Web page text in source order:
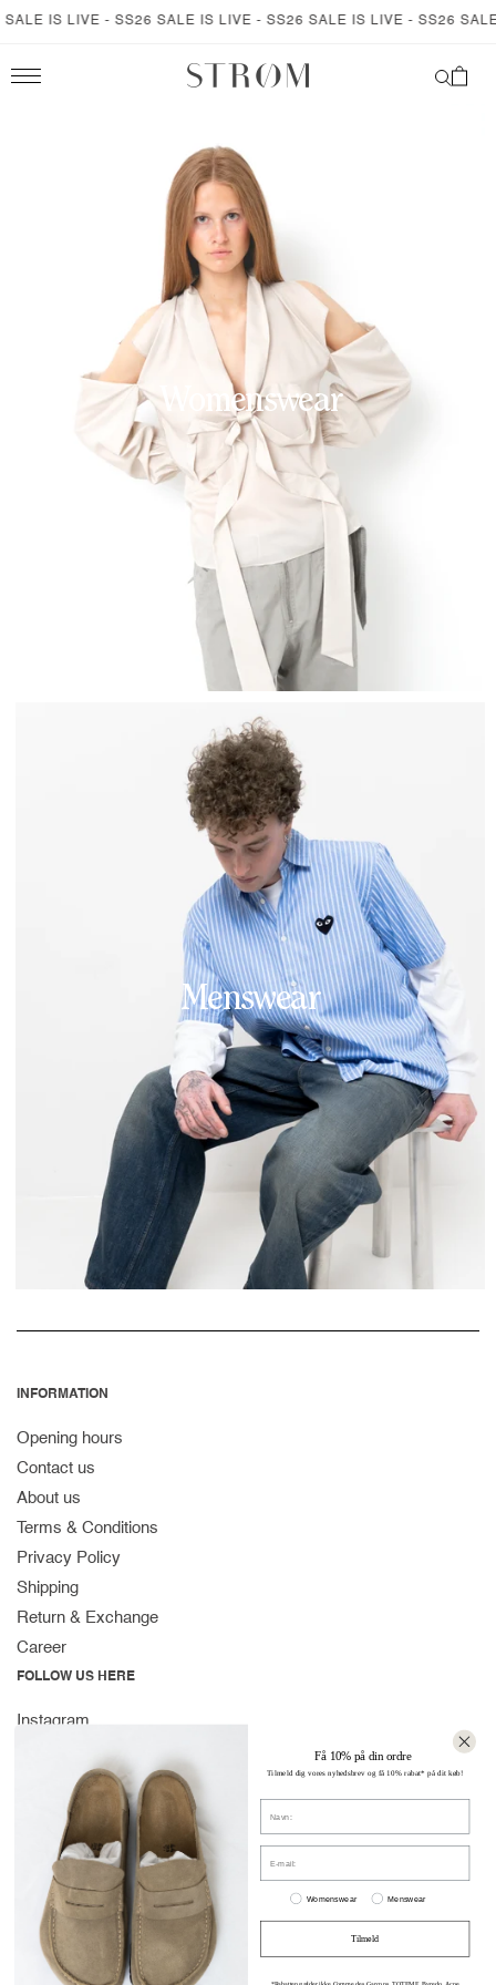
SKIP TO
IS LIVE - SS26 SALE IS LIVE - SS26 SALE IS LIVE - SS26
Cart
Womenswear
Menswear
INFORMATION
Opening hours
Contact us
About us
Terms & Conditions
Privacy Policy
Shipping
Return & Exchange
Career
FOLLOW US HERE
Instagram
CONTACT
Strandvejen 169A
2900 Hellerup
Denmark
(+45) 39 30 39 89
info@stromstore.dk
Få 10% på din ordre
Tilmeld dig vores nyhedsbrev og få 10% rabat* på dit køb!
Women or men
Womenswear Menswear
Tilmeld